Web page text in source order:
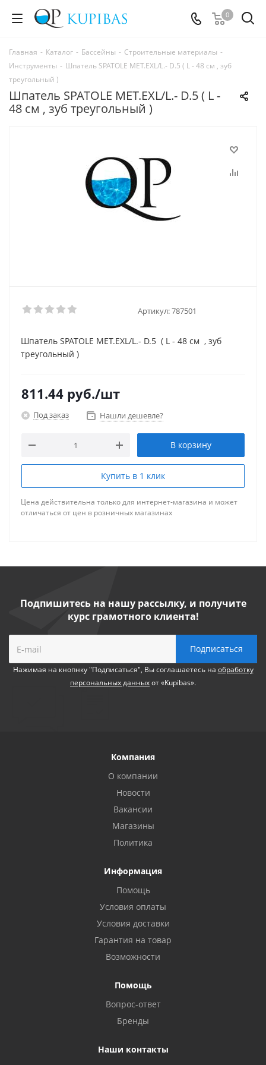
0
Главная - Каталог - Бассейны - Строительные материалы -
Инструменты - Шпатель SPATOLE MET.EXL/L.- D.5 ( L - 48 см , зуб
треугольный )
Шпатель SPATOLE MET.EXL/L.- D.5 ( L -
48 см , зуб треугольный )
Артикул:787501
Шпатель SPATOLE MET.EXL/L.- D.5 ( L - 48 см , зуб
треугольный )
811.44 руб./шт
Под заказ Нашли дешевле?
В корзину
Купить в 1 клик
Цена действительна только для интернет-магазина и может
отличаться от цен в розничных магазинах
Подпишитесь на нашу рассылку, и получите
курс грамотного клиента!
Нажимая на кнопнку "Подписаться", Вы соглашаетесь на обработку
персональных данныхот «Kupibas».
Компания
О компании
Новости
Вакансии
Магазины
Политика
Информация
Помощь
Условия оплаты
Условия доставки
Гарантия на товар
Возможности
Помощь
Вопрос-ответ
Бренды
Наши контакты